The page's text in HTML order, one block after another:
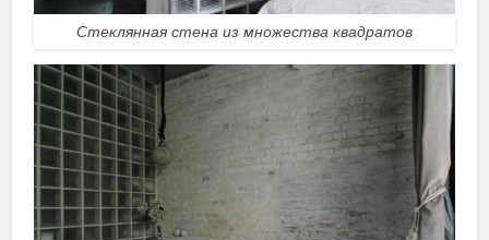
Стеклянная стена из множества квадратов